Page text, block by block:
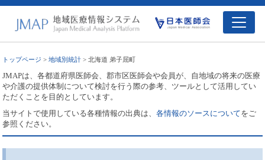
トップページ >地域別統計 > 北海道 弟子屈町
JMAPは、各都道府県医師会、郡市区医師会や会員が、自地域の将来の医療
や介護の提供体制について検討を行う際の参考、ツールとして活用してい
ただくことを目的としています。
当サイトで使用している各種情報の出典は、各情報のソースについてをご
参照ください。